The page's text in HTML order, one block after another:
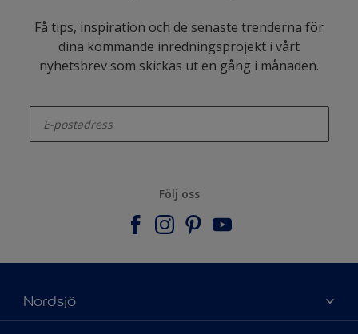
Få tips, inspiration och de senaste trenderna för
dina kommande inredningsprojekt i vårt
nyhetsbrev som skickas ut en gång i månaden.
Följ oss
Nordsjö